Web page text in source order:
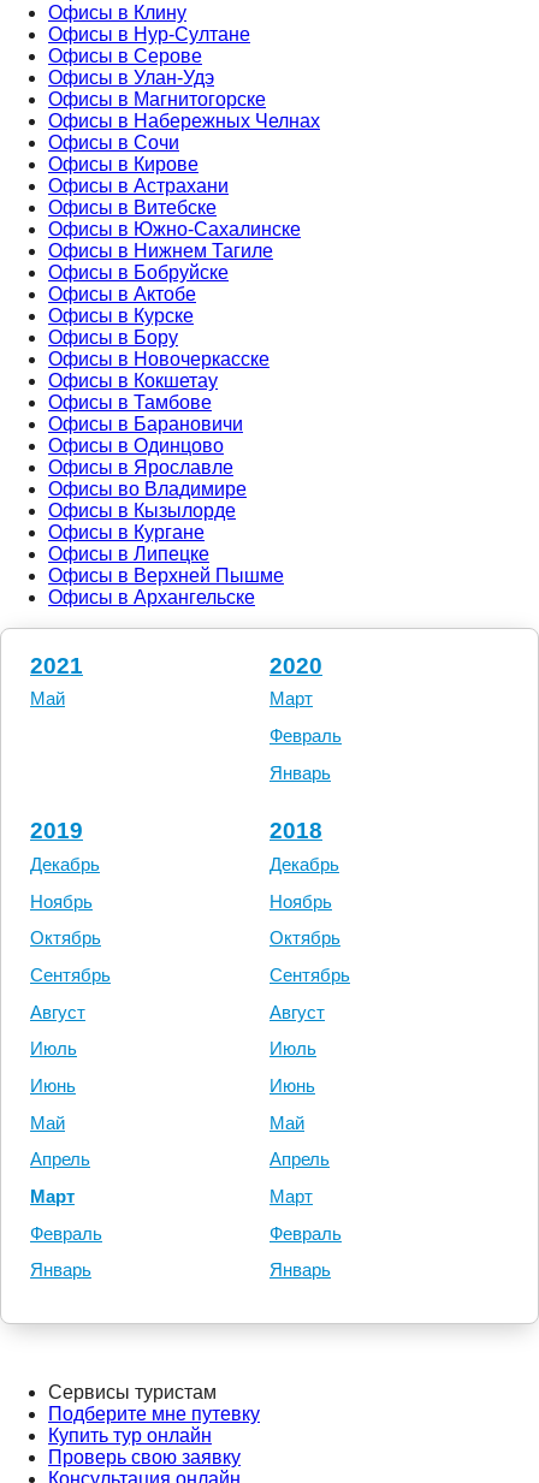
Офисы в Клину
Офисы в Нур-Султане
Офисы в Серове
Офисы в Улан-Удэ
Офисы в Магнитогорске
Офисы в Набережных Челнах
Офисы в Сочи
Офисы в Кирове
Офисы в Астрахани
Офисы в Витебске
Офисы в Южно-Сахалинске
Офисы в Нижнем Тагиле
Офисы в Бобруйске
Офисы в Актобе
Офисы в Курске
Офисы в Бору
Офисы в Новочеркасске
Офисы в Кокшетау
Офисы в Тамбове
Офисы в Барановичи
Офисы в Одинцово
Офисы в Ярославле
Офисы во Владимире
Офисы в Кызылорде
Офисы в Кургане
Офисы в Липецке
Офисы в Верхней Пышме
Офисы в Архангельске
2021
Май
2020
Март
Февраль
Январь
2019
Декабрь
Ноябрь
Октябрь
Сентябрь
Август
Июль
Июнь
Май
Апрель
Март
Февраль
Январь
2018
Декабрь
Ноябрь
Октябрь
Сентябрь
Август
Июль
Июнь
Май
Апрель
Март
Февраль
Январь
Сервисы туристам
Подберите мне путевку
Купить тур онлайн
Проверь свою заявку